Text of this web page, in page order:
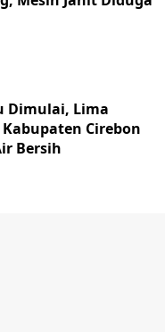
Dimulai, Lima
Cirebon
Bersih